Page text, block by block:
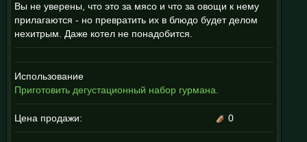
Вы не уверены, что это за мясо и что за овощи к нему
прилагаются - но превратить их в блюдо будет делом
нехитрым. Даже котел не понадобится.
Использование
Приготовить дегустационный набор гурмана.
Цена продажи: 0